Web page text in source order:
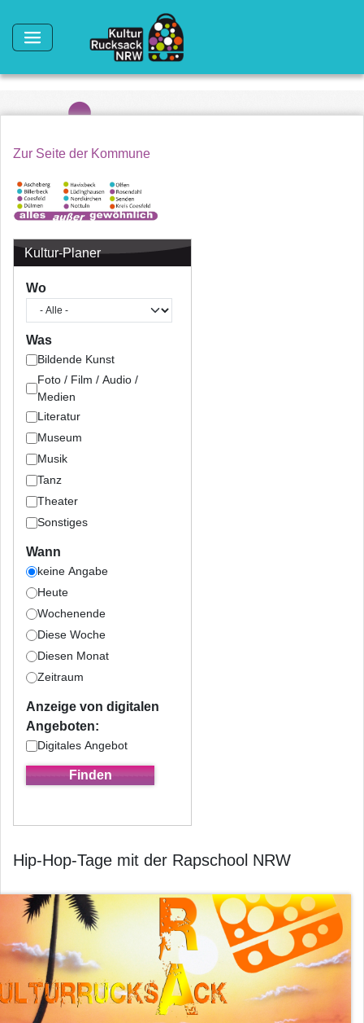
Zur Seite der Kommune
Kultur-Planer
Wo
Was
Bildende Kunst
Foto / Film / Audio /
Medien
Literatur
Museum
Musik
Tanz
Theater
Sonstiges
Wann
keine Angabe
Heute
Wochenende
Diese Woche
Diesen Monat
Zeitraum
Anzeige von digitalen
Angeboten:
Digitales Angebot
Hip-Hop-Tage mit der Rapschool NRW